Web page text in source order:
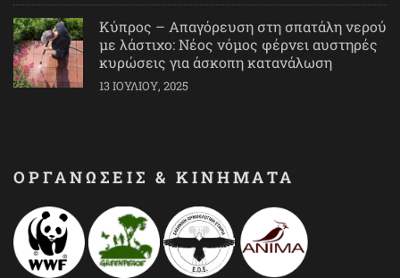
Κύπρος – Απαγόρευση στη σπατάλη νερού
με λάστιχο: Νέος νόμος φέρνει αυστηρές
κυρώσεις για άσκοπη κατανάλωση
13 ΙΟΥΛΊΟΥ, 2025
ΟΡΓΑΝΩΣΕΙΣ & ΚΙΝΗΜΑΤΑ